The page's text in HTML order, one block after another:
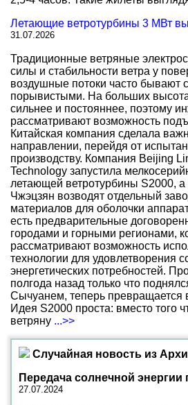
Летающие ветротурбины 3 МВт
31.07.2026
Традиционные ветряные
силы и стабильности ветра у
воздушные потоки часто бывают
порывистыми. На больших
сильнее и постояннее, поэтому
рассматривают возможность
Китайская компания сделала
направлении, перейдя от
производству. Компания Beijing
Technology запустила
летающей ветротурбины S2000, а
Чжэцзян возводят отдельный
материалов для оболочки
есть предварительные
городами и горными регионами,
рассматривают возможность
технологии для удовлетворения
энергетических потребностей.
полгода назад только что
Сычуанем, теперь превращается
Идея S2000 проста: вместо того
ветряну ...>>
Случайная новость из
Передача солнечной
27.07.2024